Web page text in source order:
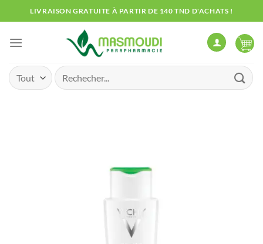
au
contenu
LIVRAISON GRATUITE À PARTIR DE 140 TND D'ACHATS !
Recherche
pour :